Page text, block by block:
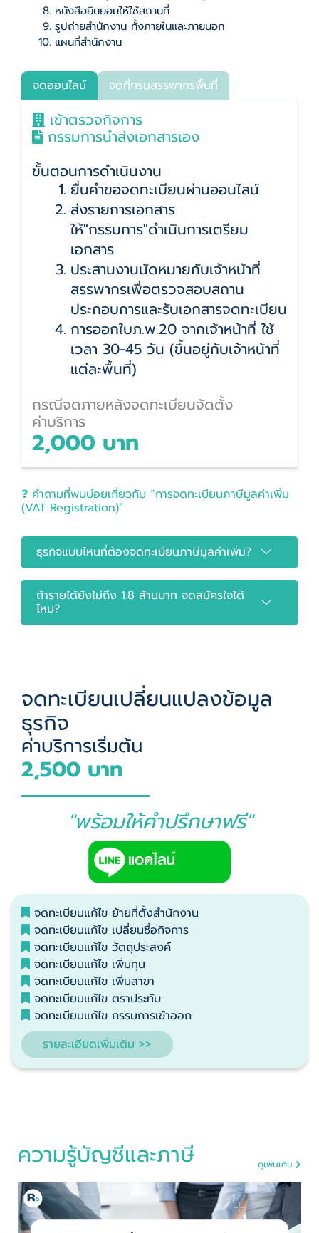
หนังสือยินยอมให้ใช้สถานที่
รูปถ่ายสำนักงาน ทั้งภายในและภายนอก
แผนที่สำนักงาน
จดออนไลน์ จดที่กรมสรรพากรพื้นที่
เข้าตรวจกิจการ
กรรมการนำส่งเอกสารเอง
ขั้นตอนการดำเนินงาน
ยื่นคำขอจดทะเบียนผ่านออนไลน์
ส่งรายการเอกสาร
ให้"กรรมการ"ดำเนินการเตรียม
เอกสาร
ประสานงานนัดหมายกับเจ้าหน้าที่
สรรพากรเพื่อตรวจสอบสถาน
ประกอบการและรับเอกสารจดทะเบียน
การออกใบภ.พ.20 จากเจ้าหน้าที่ ใช้
เวลา 30-45 วัน (ขึ้นอยู่กับเจ้าหน้าที่
แต่ละพื้นที่)
กรณีจดภายหลังจดทะเบียนจัดตั้ง
ค่าบริการ
2,000 บาท
❓ คำถามที่พบบ่อยเกี่ยวกับ “การจดทะเบียนภาษีมูลค่าเพิ่ม
(VAT Registration)”
ธุรกิจแบบไหนที่ต้องจดทะเบียนภาษีมูลค่าเพิ่ม?
ถ้ารายได้ยังไม่ถึง 1.8 ล้านบาท จดสมัครใจได้
ไหม?
จดทะเบียนเปลี่ยนแปลงข้อมูล
ธุรกิจ
ค่าบริการเริ่มต้น
2,500 บาท
"พร้อมให้คำปรึกษาฟรี"
จดทะเบียนแก้ไข ย้ายที่ตั้งสำนักงาน
จดทะเบียนแก้ไข เปลี่ยนชื่อกิจการ
จดทะเบียนแก้ไข วัตถุประสงค์
จดทะเบียนแก้ไข เพิ่มทุน
จดทะเบียนแก้ไข เพิ่มสาขา
จดทะเบียนแก้ไข ตราประทับ
จดทะเบียนแก้ไข กรรมการเข้าออก
รายละเอียดเพิ่มเติม >>
ความรู้บัญชีและภาษี ดูเพิ่มเติม